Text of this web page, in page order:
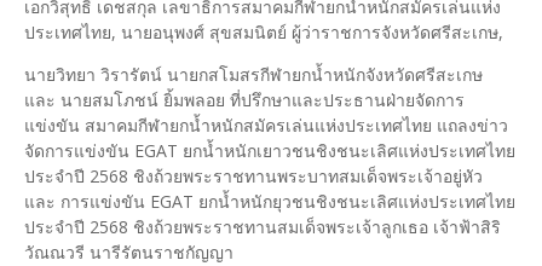
เอกวิสุทธิ์ เดชสกุล เลขาธิการสมาคมกีฬายกน้ำหนักสมัครเล่นแห่ง
ประเทศไทย, นายอนุพงศ์ สุขสมนิตย์ ผู้ว่าราชการจังหวัดศรีสะเกษ,
นายวิทยา วิรารัตน์ นายกสโมสรกีฬายกน้ำหนักจังหวัดศรีสะเกษ
และ นายสมโภชน์ ยิ้มพลอย ที่ปรึกษาและประธานฝ่ายจัดการ
แข่งขัน สมาคมกีฬายกน้ำหนักสมัครเล่นแห่งประเทศไทย แถลงข่าว
จัดการแข่งขัน EGAT ยกน้ำหนักเยาวชนชิงชนะเลิศแห่งประเทศไทย
ประจำปี 2568 ชิงถ้วยพระราชทานพระบาทสมเด็จพระเจ้าอยู่หัว
และ การแข่งขัน EGAT ยกน้ำหนักยุวชนชิงชนะเลิศแห่งประเทศไทย
ประจำปี 2568 ชิงถ้วยพระราชทานสมเด็จพระเจ้าลูกเธอ เจ้าฟ้าสิริ
วัณณวรี นารีรัตนราชกัญญา